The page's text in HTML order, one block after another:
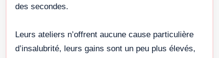
des secondes.
Leurs ateliers n’offrent aucune cause particulière
d’insalubrité, leurs gains sont un peu plus élevés,